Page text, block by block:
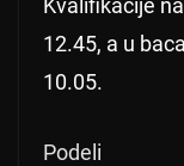
Kvalifikacije
12.45, a u
10.05.
Podeli